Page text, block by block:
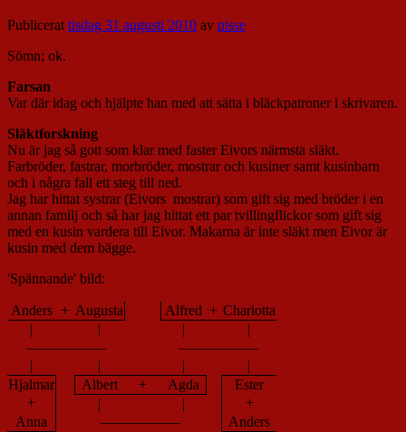
Publicerattisdag 31 augusti 2010 av nisse
Sömn; ok.
Farsan
Var där idag och hjälpte han med att sätta i bläckpatroner i skrivaren.
Släktforskning
Nu är jag så gott som klar med faster Eivors närmsta släkt.
Farbröder, fastrar, morbröder, mostrar och kusiner samt kusinbarn
och i några fall ett steg till ned.
Jag har hittat systrar (Eivors mostrar) som gift sig med bröder i en
annan familj och så har jag hittat ett par tvillingflickor som gift sig
med en kusin vardera till Eivor. Makarna är inte släkt men Eivor är
kusin med dem bägge.
'Spännande' bild:
Anders + Augusta Alfred + Charlotta
—————–
—————–
Hjalmar
Albert + Agda
Ester
+
+
Anna
—————–
Anders